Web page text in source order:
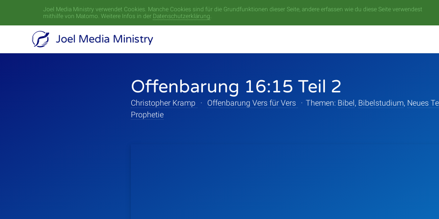
Joel Media Ministry verwendet Cookies. Manche Cookies sind für die Grundfunktionen dieser Seite, andere erfassen wie du diese Seite verwendest
mithilfe von Matomo. Weitere Infos in der Datenschutzerklärung.
Joel Media Ministry
Offenbarung 16:15 Teil 2
Christopher Kramp · Offenbarung Vers für Vers · Themen: Bibel, Bibelstudium, Neues
Prophetie